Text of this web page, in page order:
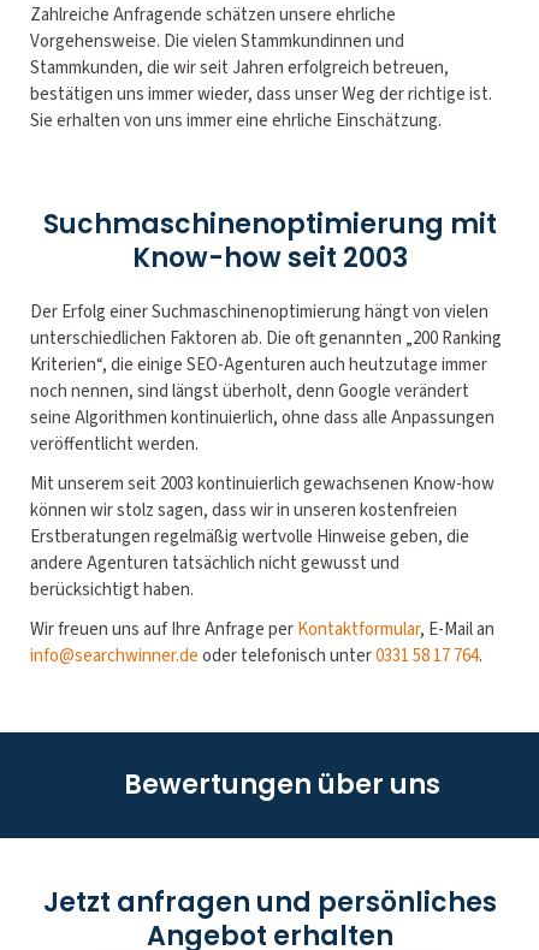
Zahlreiche Anfragende schätzen unsere ehrliche
Vorgehensweise. Die vielen Stammkundinnen und
Stammkunden, die wir seit Jahren erfolgreich betreuen,
bestätigen uns immer wieder, dass unser Weg der richtige ist.
Sie erhalten von uns immer eine ehrliche Einschätzung.
Suchmaschinenoptimierung mit
Know-how seit 2003
Der Erfolg einer Suchmaschinenoptimierung hängt von vielen
unterschiedlichen Faktoren ab. Die oft genannten „200 Ranking
Kriterien“, die einige SEO-Agenturen auch heutzutage immer
noch nennen, sind längst überholt, denn Google verändert
seine Algorithmen kontinuierlich, ohne dass alle Anpassungen
veröffentlicht werden.
Mit unserem seit 2003 kontinuierlich gewachsenen Know-how
können wir stolz sagen, dass wir in unseren kostenfreien
Erstberatungen regelmäßig wertvolle Hinweise geben, die
andere Agenturen tatsächlich nicht gewusst und
berücksichtigt haben.
Wir freuen uns auf Ihre Anfrage perKontaktformular, E-Mail an
info@searchwinner.deoder telefonisch unter0331 58 17 764.
Bewertungen über uns
Jetzt anfragen und persönliches
Angebot erhalten